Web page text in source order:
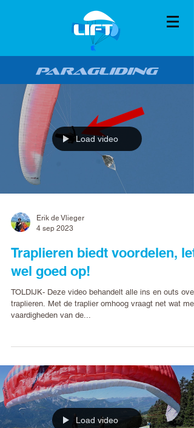
Load video
Erik de Vlieger
4 sep 2023
Traplieren biedt voordelen, let
wel goed op!
TOLDIJK- Deze video behandelt alle ins en outs over
traplieren. Met de traplier omhoog vraagt net wat
vaardigheden van de...
Load video